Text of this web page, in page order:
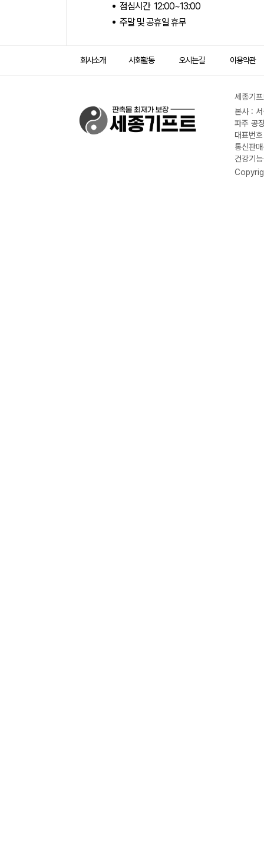
점심시간 12:00~13:00
주말 및 공휴일 휴무
회사소개 사회활동 오시는길 이용약관
세종기
본사 :
파주 공
대표번
통신판
건강기